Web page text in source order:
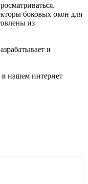
боковых окон для
из
и
нашем интернет